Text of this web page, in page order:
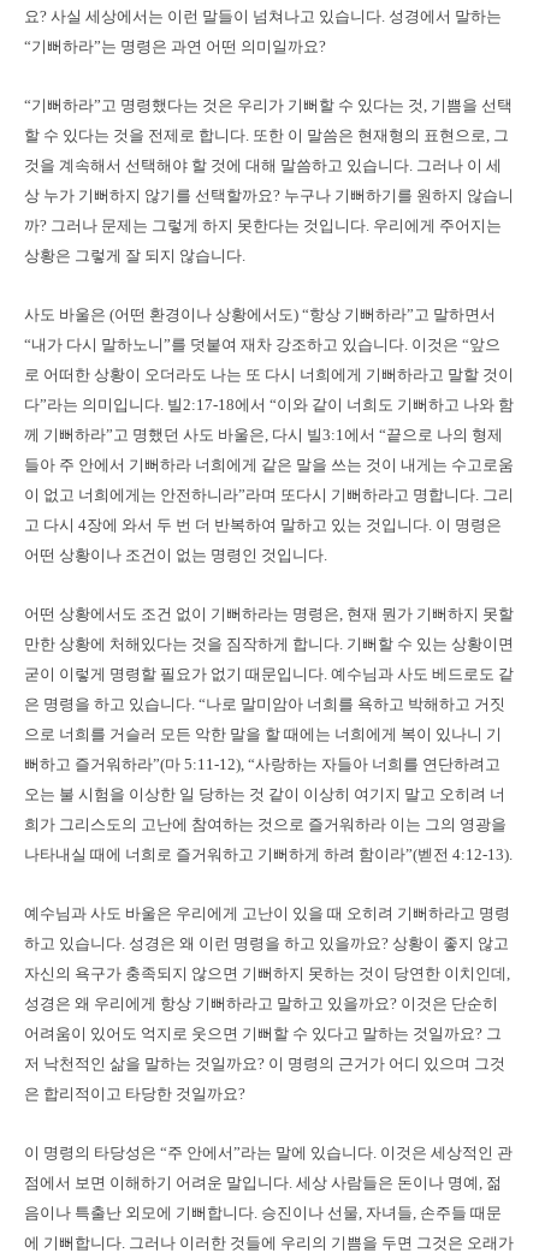
요? 사실 세상에서는 이런 말들이 넘쳐나고 있습니다. 성경에서 말하는
“기뻐하라”는 명령은 과연 어떤 의미일까요?
“기뻐하라”고 명령했다는 것은 우리가 기뻐할 수 있다는 것, 기쁨을 선택
할 수 있다는 것을 전제로 합니다. 또한 이 말씀은 현재형의 표현으로, 그
것을 계속해서 선택해야 할 것에 대해 말씀하고 있습니다. 그러나 이 세
상 누가 기뻐하지 않기를 선택할까요? 누구나 기뻐하기를 원하지 않습니
까? 그러나 문제는 그렇게 하지 못한다는 것입니다. 우리에게 주어지는
상황은 그렇게 잘 되지 않습니다.
사도 바울은 (어떤 환경이나 상황에서도) “항상 기뻐하라”고 말하면서
“내가 다시 말하노니”를 덧붙여 재차 강조하고 있습니다. 이것은 “앞으
로 어떠한 상황이 오더라도 나는 또 다시 너희에게 기뻐하라고 말할 것이
다”라는 의미입니다. 빌2:17-18에서 “이와 같이 너희도 기뻐하고 나와 함
께 기뻐하라”고 명했던 사도 바울은, 다시 빌3:1에서 “끝으로 나의 형제
들아 주 안에서 기뻐하라 너희에게 같은 말을 쓰는 것이 내게는 수고로움
이 없고 너희에게는 안전하니라”라며 또다시 기뻐하라고 명합니다. 그리
고 다시 4장에 와서 두 번 더 반복하여 말하고 있는 것입니다. 이 명령은
어떤 상황이나 조건이 없는 명령인 것입니다.
어떤 상황에서도 조건 없이 기뻐하라는 명령은, 현재 뭔가 기뻐하지 못할
만한 상황에 처해있다는 것을 짐작하게 합니다. 기뻐할 수 있는 상황이면
굳이 이렇게 명령할 필요가 없기 때문입니다. 예수님과 사도 베드로도 같
은 명령을 하고 있습니다. “나로 말미암아 너희를 욕하고 박해하고 거짓
으로 너희를 거슬러 모든 악한 말을 할 때에는 너희에게 복이 있나니 기
뻐하고 즐거워하라”(마 5:11-12), “사랑하는 자들아 너희를 연단하려고
오는 불 시험을 이상한 일 당하는 것 같이 이상히 여기지 말고 오히려 너
희가 그리스도의 고난에 참여하는 것으로 즐거워하라 이는 그의 영광을
나타내실 때에 너희로 즐거워하고 기뻐하게 하려 함이라”(벧전 4:12-13).
예수님과 사도 바울은 우리에게 고난이 있을 때 오히려 기뻐하라고 명령
하고 있습니다. 성경은 왜 이런 명령을 하고 있을까요? 상황이 좋지 않고
자신의 욕구가 충족되지 않으면 기뻐하지 못하는 것이 당연한 이치인데,
성경은 왜 우리에게 항상 기뻐하라고 말하고 있을까요? 이것은 단순히
어려움이 있어도 억지로 웃으면 기뻐할 수 있다고 말하는 것일까요? 그
저 낙천적인 삶을 말하는 것일까요? 이 명령의 근거가 어디 있으며 그것
은 합리적이고 타당한 것일까요?
이 명령의 타당성은 “주 안에서”라는 말에 있습니다. 이것은 세상적인 관
점에서 보면 이해하기 어려운 말입니다. 세상 사람들은 돈이나 명예, 젊
음이나 특출난 외모에 기뻐합니다. 승진이나 선물, 자녀들, 손주들 때문
에 기뻐합니다. 그러나 이러한 것들에 우리의 기쁨을 두면 그것은 오래가